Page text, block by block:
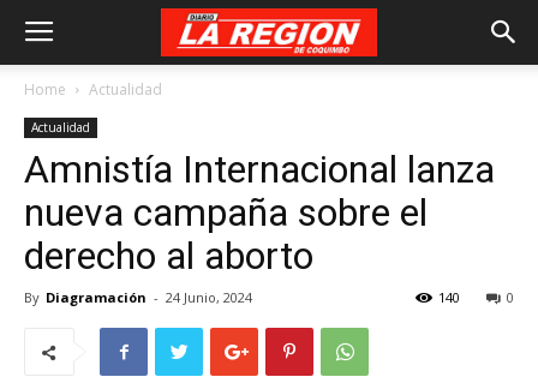
Home Actualidad
Actualidad
Amnistía Internacional lanza
nueva campaña sobre el
derecho al aborto
By Diagramación - 24 Junio, 2024 0
140